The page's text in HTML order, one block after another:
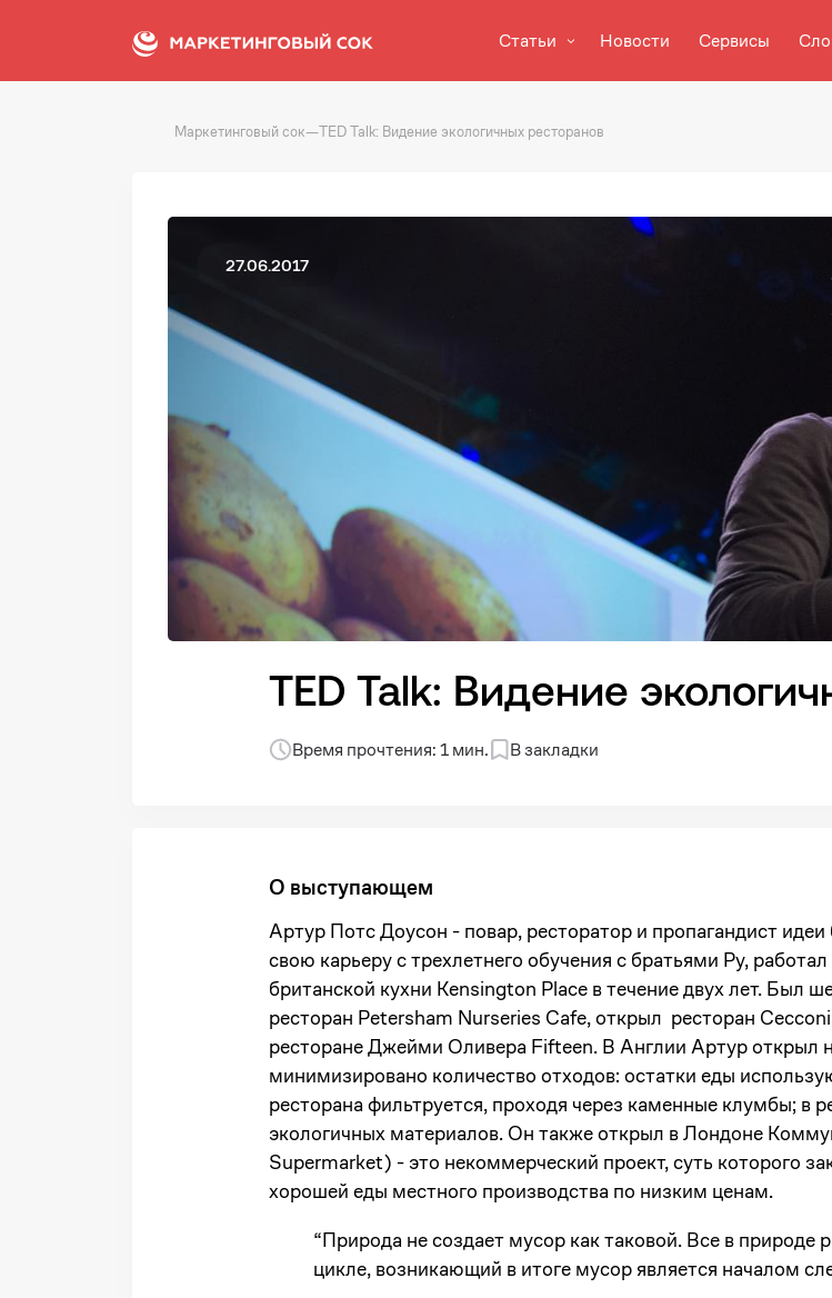
Статьи Новости Сервисы
Маркетинговый сок—TED Talk: Видение экологичных ресторанов
27.06.2017
TED Talk: Видение
Время прочтения: 1 мин. В закладки
О выступающем
Артур Потс Доусон - повар, ресторатор и пропагандист
свою карьеру с трехлетнего обучения с братьями Ру,
британской кухни Kensington Place в течение двух лет. Был
ресторан Petersham Nurseries Cafe, открыл ресторан
ресторане Джейми Оливера Fifteen. В Англии Артур открыл
минимизировано количество отходов: остатки еды
ресторана фильтруется, проходя через каменные клумбы; в
экологичных материалов. Он также открыл в Лондоне
Supermarket) - это некоммерческий проект, суть которого
хорошей еды местного производства по низким ценам.
“Природа не создает мусор как таковой. Все в
цикле, возникающий в итоге мусор является началом